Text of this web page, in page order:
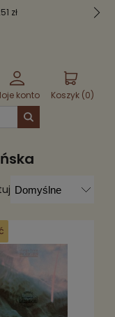
konto Koszyk (0)